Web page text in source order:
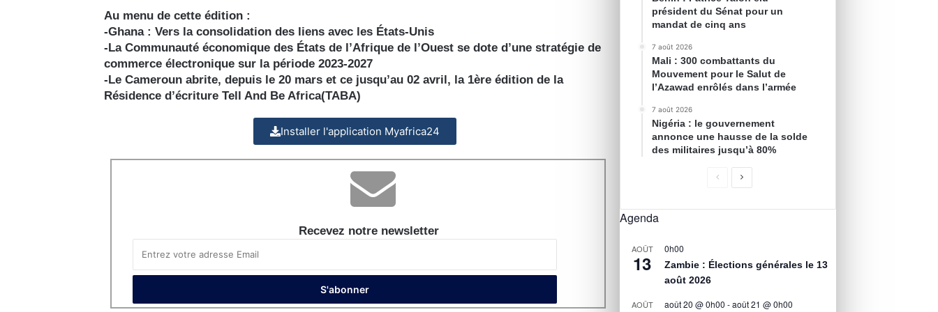
Au menu de cette édition :
-Ghana : Vers la consolidation des liens avec les États-Unis
-La Communauté économique des États de l’Afrique de l’Ouest se dote d’une stratégie de
commerce électronique sur la période 2023-2027
-Le Cameroun abrite, depuis le 20 mars et ce jusqu’au 02 avril, la 1ère édition de la
Résidence d’écriture Tell And Be Africa(TABA)
Installer l'application Myafrica24
Recevez notre newsletter
président du Sénat pour un
mandat de cinq ans
7 août 2026
Mali : 300 combattants du
Mouvement pour le Salut de
l’Azawad enrôlés dans l’armée
7 août 2026
Nigéria : le gouvernement
annonce une hausse de la solde
des militaires jusqu’à 80%
Agenda
AOÛT
13
0h00
Zambie : Élections générales le 13
août 2026
AOÛT août 20 @ 0h00 -août 21 @ 0h00